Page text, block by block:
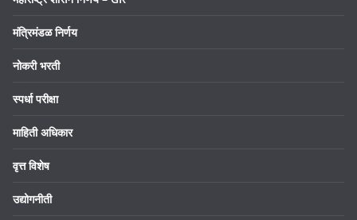
मंत्रिमंडळ निर्णय
नोकरी भरती
स्पर्धा परीक्षा
माहिती अधिकार
वृत्त विशेष
उद्योगनीती